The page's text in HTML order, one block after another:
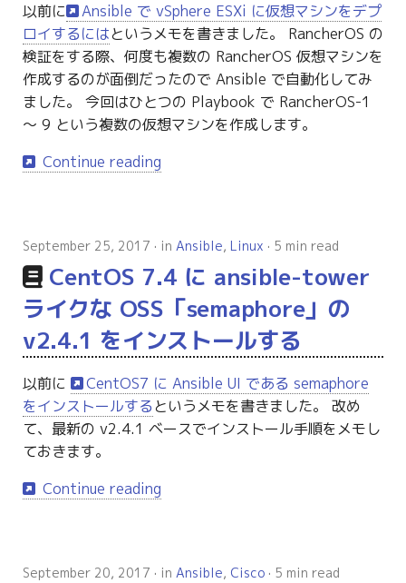
以前に
Ansible で vSphere ESXi に仮想マシンをデプ
ロイするにはというメモを書きました。 RancherOS の
検証をする際、何度も複数の RancherOS 仮想マシンを
作成するのが面倒だったので Ansible で自動化してみ
ました。 今回はひとつの Playbook で RancherOS-1
～ 9 という複数の仮想マシンを作成します。
Continue reading
September 25, 2017 in Ansible, Linux 5 min read
CentOS 7.4 に ansible-tower
ライクな OSS「semaphore」の
v2.4.1 をインストールする
以前に
CentOS7 に Ansible UI である semaphore
をインストールするというメモを書きました。 改め
て、最新の v2.4.1 ベースでインストール手順をメモし
ておきます。
Continue reading
September 20, 2017 in Ansible, Cisco 5 min read